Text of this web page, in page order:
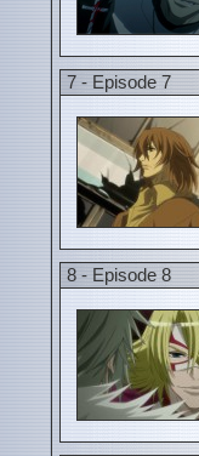
7 - Episode 7
8 - Episode 8